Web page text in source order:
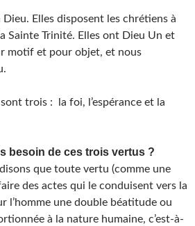
Elles disposent les chrétiens à
Sainte Trinité. Elles ont Dieu Un et
motif et pour objet, et nous
trois : la foi, l’espérance et la
besoin de ces trois vertus ?
que toute vertu (comme une
des actes qui le conduisent vers la
l’homme une double béatitude ou
à la nature humaine, c’est-à-